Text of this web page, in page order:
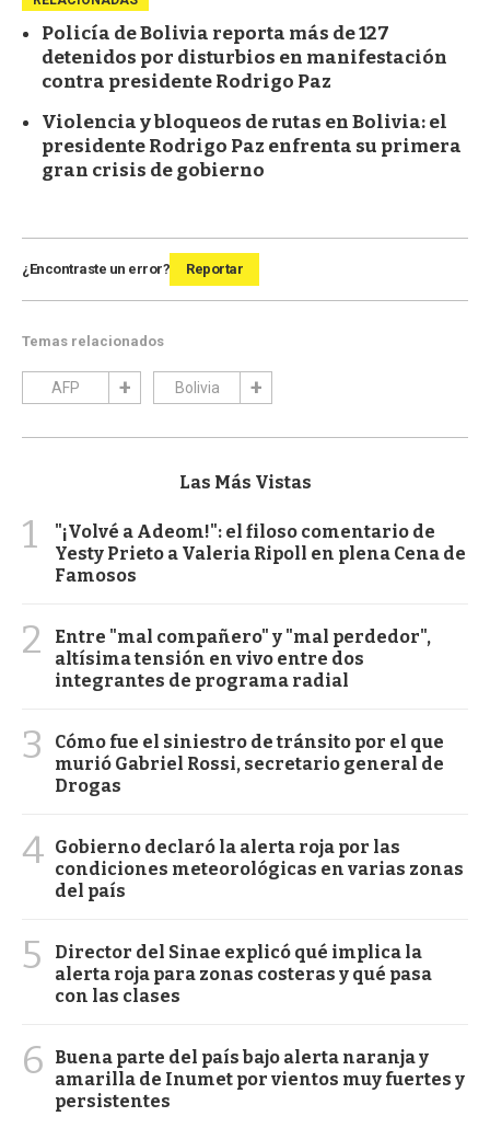
Policía de Bolivia reporta más de 127
detenidos por disturbios en manifestación
contra presidente Rodrigo Paz
Violencia y bloqueos de rutas en Bolivia: el
presidente Rodrigo Paz enfrenta su primera
gran crisis de gobierno
¿Encontraste un error? Reportar
Temas relacionados
AFP Bolivia
Las Más Vistas
1
"¡Volvé a Adeom!": el filoso comentario de
Yesty Prieto a Valeria Ripoll en plena Cena de
Famosos
2
Entre "mal compañero" y "mal perdedor",
altísima tensión en vivo entre dos
integrantes de programa radial
3
Cómo fue el siniestro de tránsito por el que
murió Gabriel Rossi, secretario general de
Drogas
4 Gobierno declaró la alerta roja por las
condiciones meteorológicas en varias zonas
del país
5
Director del Sinae explicó qué implica la
alerta roja para zonas costeras y qué pasa
con las clases
6
Buena parte del país bajo alerta naranja y
amarilla de Inumet por vientos muy fuertes y
persistentes